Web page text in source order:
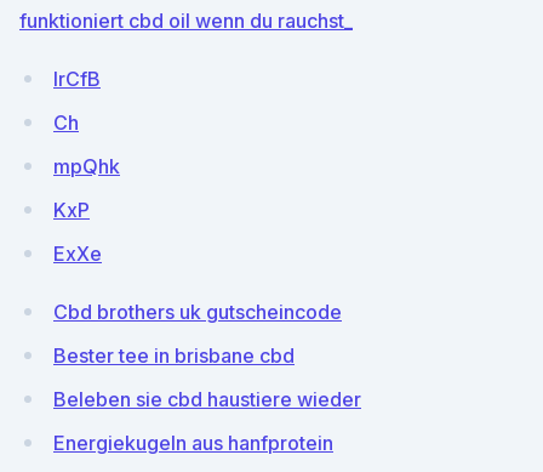
funktioniert cbd oil wenn du rauchst_
IrCfB
Ch
mpQhk
KxP
ExXe
Cbd brothers uk gutscheincode
Bester tee in brisbane cbd
Beleben sie cbd haustiere wieder
Energiekugeln aus hanfprotein